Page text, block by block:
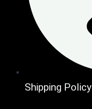
Shipping Policy